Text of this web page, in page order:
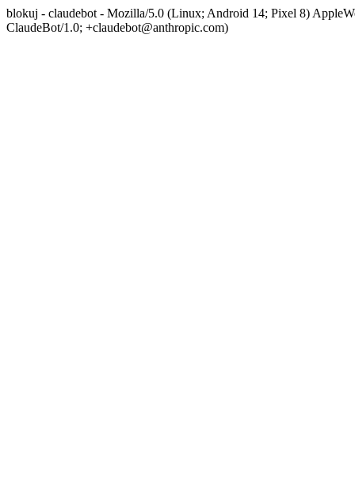
blokuj - claudebot - Mozilla/5.0 (Linux; Android 14; Pixel 8)
ClaudeBot/1.0; +claudebot@anthropic.com)